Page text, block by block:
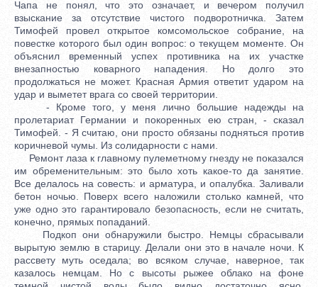
Чапа не понял, что это означает, и вечером получил
взыскание за отсутствие чистого подворотничка. Затем
Тимофей провел открытое комсомольское собрание, на
повестке которого был один вопрос: о текущем моменте. Он
объяснил временный успех противника на их участке
внезапностью коварного нападения. Но долго это
продолжаться не может. Красная Армия ответит ударом на
удар и выметет врага со своей территории.
- Кроме того, у меня лично большие надежды на
пролетариат Германии и покоренных ею стран, - сказал
Тимофей. - Я считаю, они просто обязаны подняться против
коричневой чумы. Из солидарности с нами.
Ремонт лаза к главному пулеметному гнезду не показался
им обременительным: это было хоть какое-то да занятие.
Все делалось на совесть: и арматура, и опалубка. Заливали
бетон ночью. Поверх всего наложили столько камней, что
уже одно это гарантировало безопасность, если не считать,
конечно, прямых попаданий.
Подкоп они обнаружили быстро. Немцы сбрасывали
вырытую землю в старицу. Делали они это в начале ночи. К
рассвету муть оседала; во всяком случае, наверное, так
казалось немцам. Но с высоты рыжее облако на фоне